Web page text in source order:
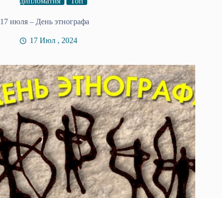
17 июля – День этнографа
17 Июл , 2024